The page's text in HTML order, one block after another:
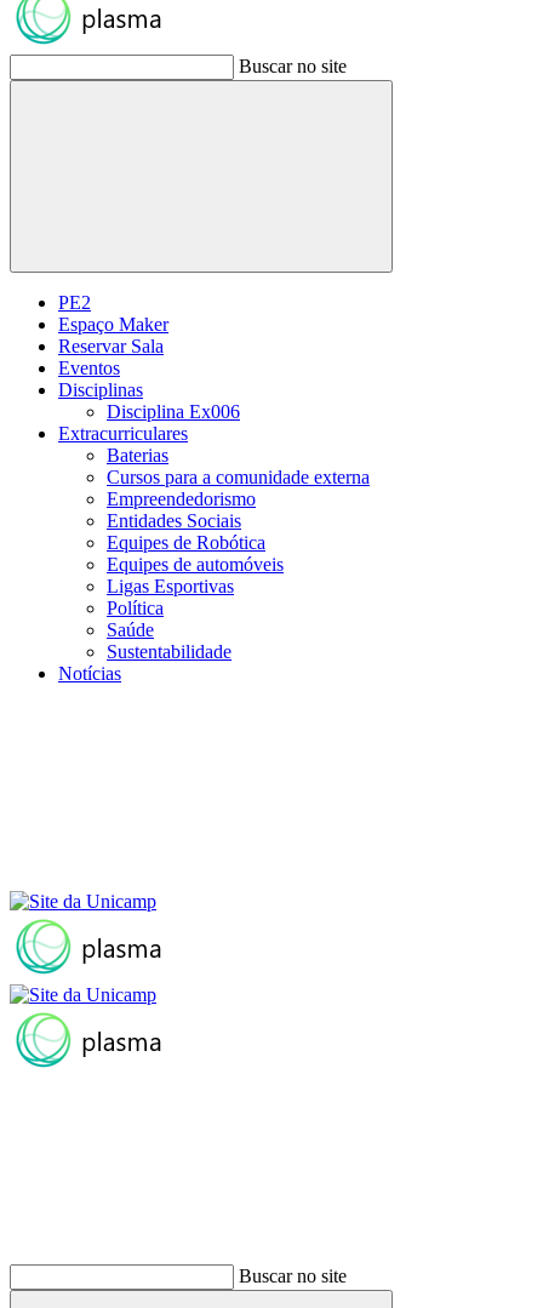
Buscar no site
Buscar
PE2
Espaço Maker
Reservar Sala
Eventos
Disciplinas
Disciplina Ex006
Extracurriculares
Baterias
Cursos para a comunidade externa
Empreendedorismo
Entidades Sociais
Equipes de Robótica
Equipes de automóveis
Ligas Esportivas
Política
Saúde
Sustentabilidade
Notícias
Buscar no site